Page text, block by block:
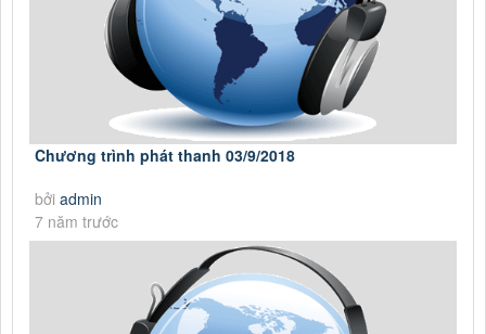
Chương trình phát thanh 03/9/2018
bởi admin
7 năm trước